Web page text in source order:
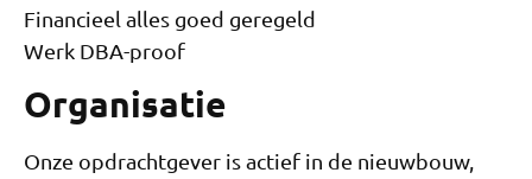
Financieel alles goed geregeld
Werk DBA-proof
Organisatie
Onze opdrachtgever is actief in de nieuwbouw,